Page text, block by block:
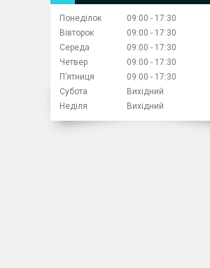
Понеділок 09:00
17:30
Вівторок
09:00
17:30
Середа
09:00
17:30
Четвер
09:00
17:30
Пʼятниця
09:00
17:30
Субота
Вихідний
Неділя
Вихідний